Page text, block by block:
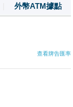
外幣ATM據點
查看牌告匯率